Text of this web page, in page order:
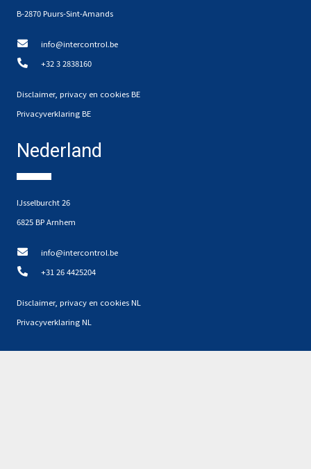
B-2870 Puurs-Sint-Amands
info@intercontrol.be
+32 3 2838160
Disclaimer, privacy en cookies BE
Privacyverklaring BE
Nederland
IJsselburcht 26
6825 BP Arnhem
info@intercontrol.be
+31 26 4425204
Disclaimer, privacy en cookies NL
Privacyverklaring NL